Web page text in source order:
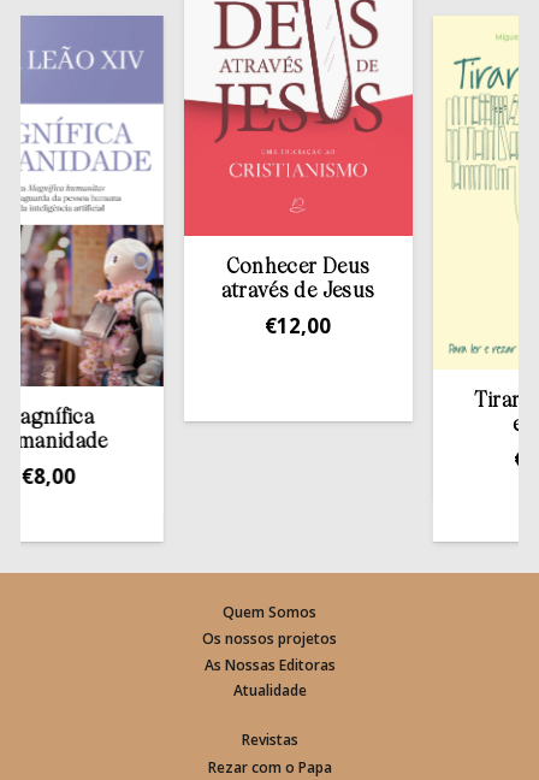
Conhecer Deus
através de Jesus
12,00
Tirar a
Quem Somos
Os nossos projetos
As Nossas Editoras
Atualidade
Revistas
Rezar com o Papa